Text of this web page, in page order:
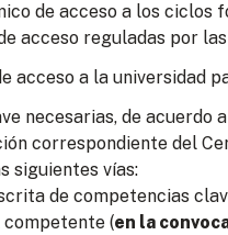
de acceso a los ciclos
acceso reguladas por
acceso a la universidad
necesarias, de acuerdo
correspondiente del
siguientes vías:
de competencias
(en la